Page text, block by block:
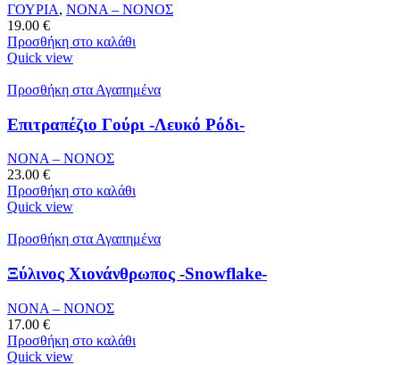
ΓΟΥΡΙΑ, ΝΟΝΑ – ΝΟΝΟΣ
19.00 €
Προσθήκη στο καλάθι
Quick view
Προσθήκη στα Αγαπημένα
Επιτραπέζιο Γούρι -Λευκό Ρόδι-
ΝΟΝΑ – ΝΟΝΟΣ
23.00 €
Προσθήκη στο καλάθι
Quick view
Προσθήκη στα Αγαπημένα
Ξύλινος Χιονάνθρωπος -Snowflake-
ΝΟΝΑ – ΝΟΝΟΣ
17.00 €
Προσθήκη στο καλάθι
Quick view